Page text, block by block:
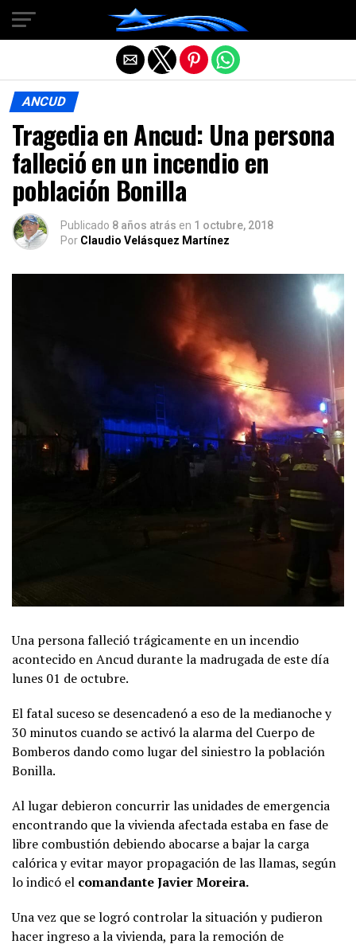
ANCUD
Tragedia en Ancud: Una persona
falleció en un incendio en
población Bonilla
Publicado 8 años atrás en 1 octubre, 2018
Por Claudio Velásquez Martínez
Una persona falleció trágicamente en un incendio
acontecido en Ancud durante la madrugada de este día
lunes 01 de octubre.
El fatal suceso se desencadenó a eso de la medianoche y
30 minutos cuando se activó la alarma del Cuerpo de
Bomberos dando como lugar del siniestro la población
Bonilla.
Al lugar debieron concurrir las unidades de emergencia
encontrando que la vivienda afectada estaba en fase de
libre combustión debiendo abocarse a bajar la carga
calórica y evitar mayor propagación de las llamas, según
lo indicó el comandante Javier Moreira.
Una vez que se logró controlar la situación y pudieron
hacer ingreso a la vivienda, para la remoción de
Salir de la versión móvil